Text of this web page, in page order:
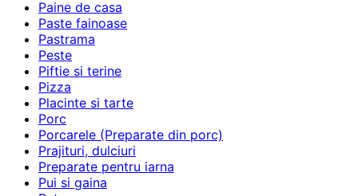
Paine de casa
Paste fainoase
Pastrama
Peste
Piftie si terine
Pizza
Placinte si tarte
Porc
Porcarele (Preparate din porc)
Prajituri, dulciuri
Preparate pentru iarna
Pui si gaina